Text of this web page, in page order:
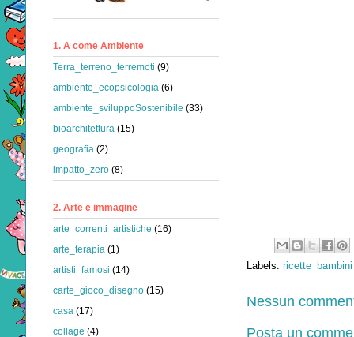
Labels: ricette_bambini
Nessun
Posta un
1. A come Ambiente
Terra_terreno_terremoti (9)
ambiente_ecopsicologia (6)
ambiente_sviluppoSostenibile (33)
bioarchitettura (15)
geografia (2)
impatto_zero (8)
2. Arte e immagine
arte_correnti_artistiche (16)
arte_terapia (1)
artisti_famosi (14)
carte_gioco_disegno (15)
casa (17)
collage (4)